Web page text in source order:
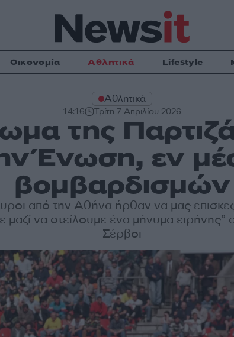
Οικονομία Αθλητικά Lifestyle
Αθλητικά
14:16 Τρίτη 7 Απριλίου 2026
της
Ένωση, εν
βομβαρδισμών
από την Αθήνα ήρθαν να μας
μαζί να στείλουμε ένα μήνυμα ειρήνης”
Σέρβοι